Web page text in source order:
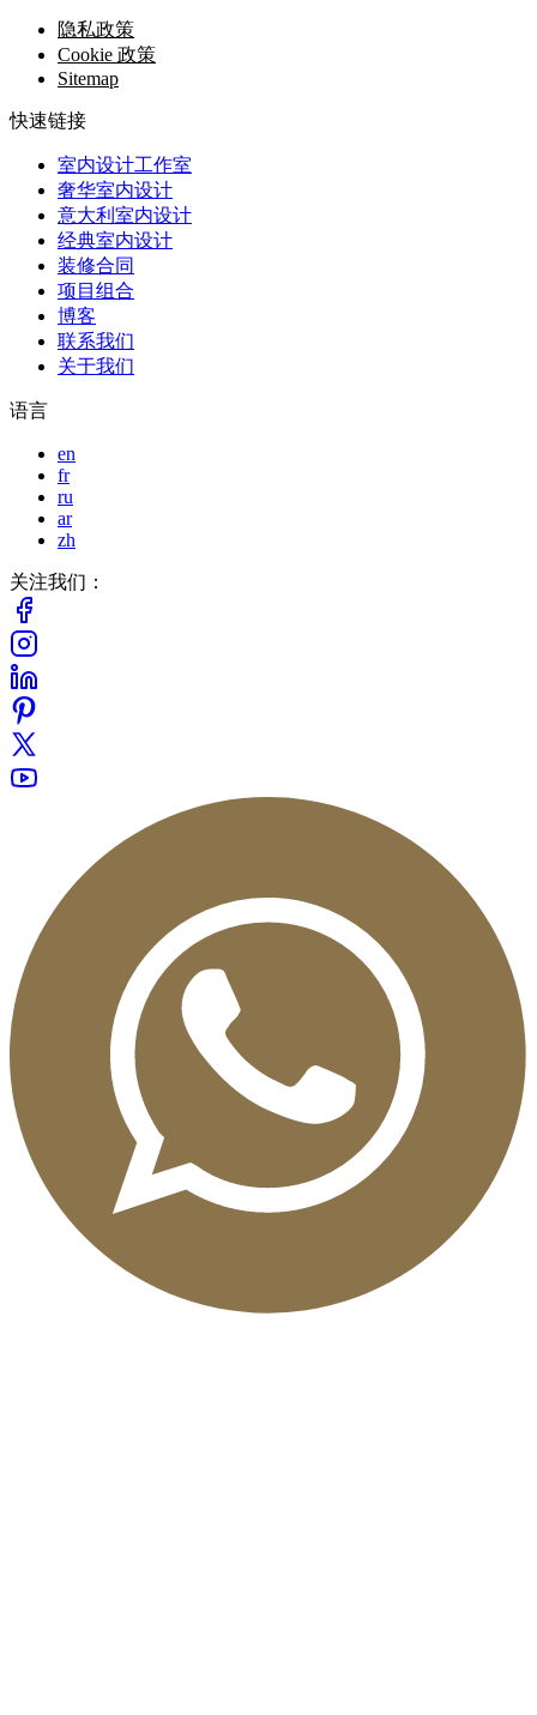
隐私政策
Cookie 政策
Sitemap
快速链接
室内设计工作室
奢华室内设计
意大利室内设计
经典室内设计
装修合同
项目组合
博客
联系我们
关于我们
语言
en
fr
ru
ar
zh
关注我们：